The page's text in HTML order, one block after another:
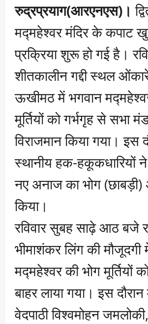
रुद्रप्रयाग(आरएनएस)।
मद्महेश्वर मंदिर के कपाट
प्रक्रिया शुरू हो गई है।
शीतकालीन गद्दी स्थल
ऊखीमठ में भगवान
मूर्तियों को गर्भगृह से सभा
विराजमान किया गया। इस
स्थानीय हक-हकूकधारियों
नए अनाज का भोग (छाबड़ी)
किया।
रविवार सुबह साढ़े आठ बजे
भीमाशंकर लिंग की मौजूदगी
मद्महेश्वर की भोग मूर्तियों
बाहर लाया गया। इस
वेदपाठी विश्वमोहन